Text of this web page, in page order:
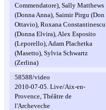
Commendatore), Sally Matthews
(Donna Anna), Saimir Pirgu (Don
Ottavio), Roxana Constantinescu
(Donna Elvira), Alex Esposito
(Leporello), Adam Plachetka
(Masetto), Sylvia Schwartz
(Zerlina)
58588/video
2010-07-05. Live/Aix-en-
Provence, Théâtre de
l'Archeveche